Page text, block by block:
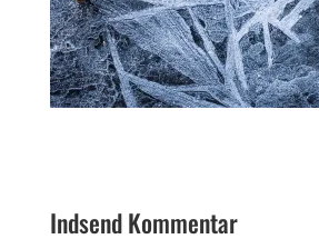
Indsend Kommentar